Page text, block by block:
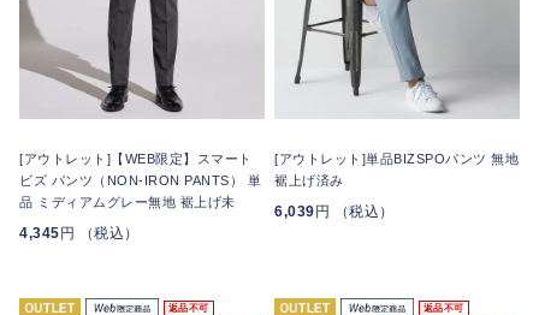
[アウトレット]【WEB限定】スマート
ビズ パンツ（NON-IRON PANTS） 単
品 ミディアムグレー無地 裾上げ未
4,345 円 （税込）
[アウトレット]単品BIZSPOパンツ 無地
裾上げ済み
6,039 円 （税込）
返品不可 返品不可